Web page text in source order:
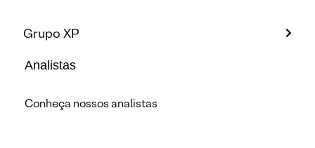
Grupo XP
Analistas
Conheça nossos analistas